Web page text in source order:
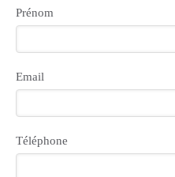
Prénom
Email
Téléphone